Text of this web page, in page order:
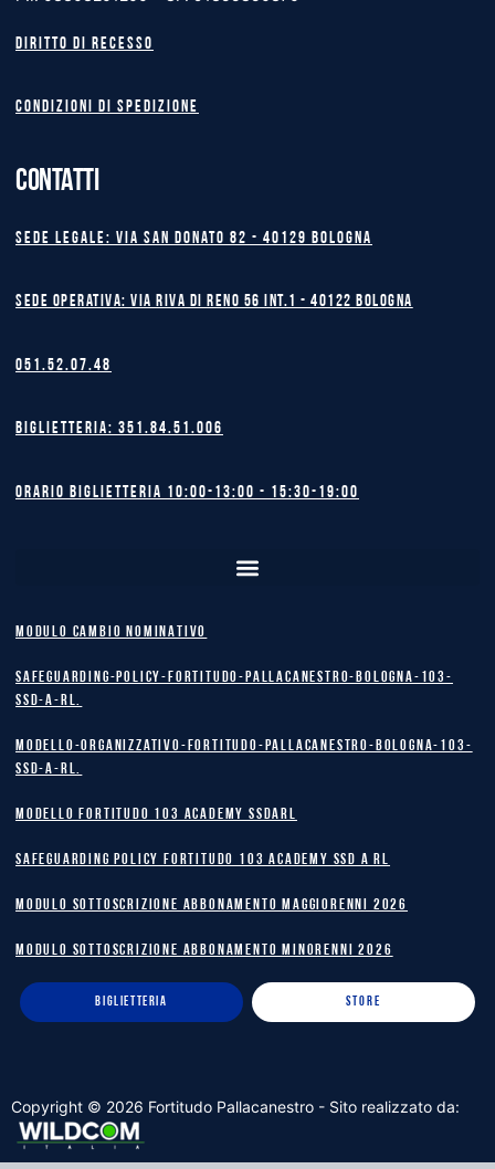
Diritto di recesso
Condizioni di spedizione
CONTATTI
Sede legale: Via San Donato 82 - 40129 BOLOGNA
Sede operativa: Via Riva di Reno 56 int.1 - 40122 BOLOGNA
051.52.07.48
Biglietteria: 351.84.51.006
Orario biglietteria 10:00-13:00 - 15:30-19:00
MODULO CAMBIO NOMINATIVO
safeguarding-policy-Fortitudo-Pallacanestro-Bologna-103-
SSD-A-RL.
Modello-Organizzativo-Fortitudo-Pallacanestro-Bologna-103-
SSD-A-RL.
MODELLO FORTITUDO 103 ACADEMY SSDARL
safeguarding policy Fortitudo 103 Academy SSD A RL
MODULO SOTTOSCRIZIONE ABBONAMENTO MAGGIORENNI 2026
MODULO SOTTOSCRIZIONE ABBONAMENTO MINORENNI 2026
BIGLIETTERIA STORE
Copyright © 2026 Fortitudo Pallacanestro - Sito realizzato da: